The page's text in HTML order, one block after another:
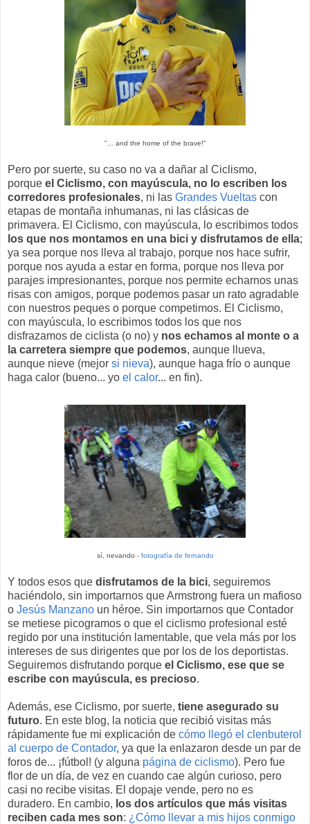
"... and the home of the brave!"
Pero por suerte, su caso no va a dañar al Ciclismo,
porque el Ciclismo, con mayúscula, no lo escriben los
corredores profesionales, ni las Grandes Vueltas con
etapas de montaña inhumanas, ni las clásicas de
primavera. El Ciclismo, con mayúscula, lo escribimos todos
los que nos montamos en una bici y disfrutamos de ella;
ya sea porque nos lleva al trabajo, porque nos hace sufrir,
porque nos ayuda a estar en forma, porque nos lleva por
parajes impresionantes, porque nos permite echarnos unas
risas con amigos, porque podemos pasar un rato agradable
con nuestros peques o porque competimos. El Ciclismo,
con mayúscula, lo escribimos todos los que nos
disfrazamos de ciclista (o no) y nos echamos al monte o a
la carretera siempre que podemos, aunque llueva,
aunque nieve (mejor si nieva), aunque haga frío o aunque
haga calor (bueno... yo el calor... en fin).
sí, nevando - fotografía de fernando
Y todos esos que disfrutamos de la bici, seguiremos
haciéndolo, sin importarnos que Armstrong fuera un mafioso
o Jesús Manzano un héroe. Sin importarnos que Contador
se metiese picogramos o que el ciclismo profesional esté
regido por una institución lamentable, que vela más por los
intereses de sus dirigentes que por los de los deportistas.
Seguiremos disfrutando porque el Ciclismo, ese que se
escribe con mayúscula, es precioso.
Además, ese Ciclismo, por suerte, tiene asegurado su
futuro. En este blog, la noticia que recibió visitas más
rápidamente fue mi explicación de cómo llegó el clenbuterol
al cuerpo de Contador, ya que la enlazaron desde un par de
foros de... ¡fútbol! (y alguna página de ciclismo). Pero fue
flor de un día, de vez en cuando cae algún curioso, pero
casi no recibe visitas. El dopaje vende, pero no es
duradero. En cambio, los dos artículos que más visitas
reciben cada mes son: ¿Cómo llevar a mis hijos conmigo